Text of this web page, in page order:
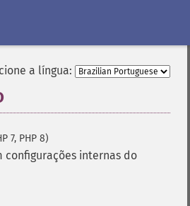
a língua:
7, PHP 8)
configurações internas do